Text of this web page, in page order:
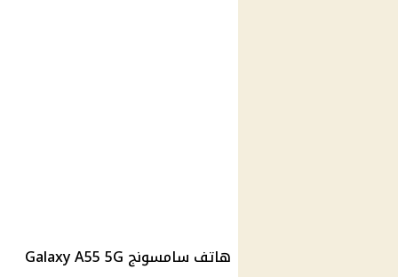
هاتف سامسونج Galaxy A55 5G